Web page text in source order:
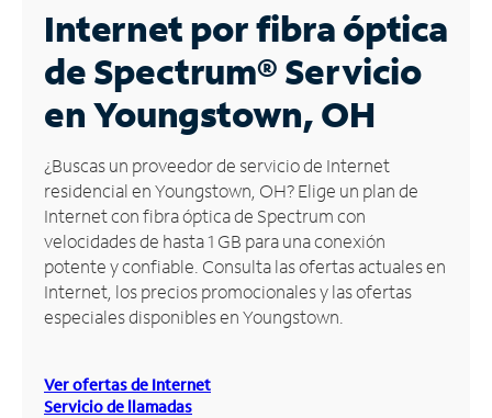
Business
Contáctanos
Inglés
Administrar
cuenta
Encuentra
una
tienda
Internet por fibra óptica
de Spectrum®Servicio
en Youngstown, OH
¿Buscas un proveedor de servicio de Internet
residencial en Youngstown, OH? Elige un plan de
Internet con fibra óptica de Spectrum con
velocidades de hasta 1 GB para una conexión
potente y confiable. Consulta las ofertas actuales en
Internet, los precios promocionales y las ofertas
especiales disponibles en Youngstown.
Ver ofertas de Internet
Servicio de llamadas